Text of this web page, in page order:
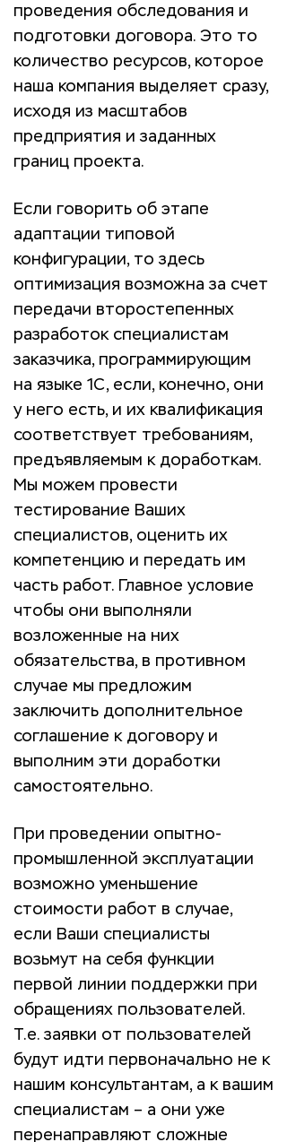
проведения обследования и
подготовки договора. Это то
количество ресурсов, которое
наша компания выделяет сразу,
исходя из масштабов
предприятия и заданных
границ проекта.
Если говорить об этапе
адаптации типовой
конфигурации, то здесь
оптимизация возможна за счет
передачи второстепенных
разработок специалистам
заказчика, программирующим
на языке 1С, если, конечно, они
у него есть, и их квалификация
соответствует требованиям,
предъявляемым к доработкам.
Мы можем провести
тестирование Ваших
специалистов, оценить их
компетенцию и передать им
часть работ. Главное условие
чтобы они выполняли
возложенные на них
обязательства, в противном
случае мы предложим
заключить дополнительное
соглашение к договору и
выполним эти доработки
самостоятельно.
При проведении опытно-
промышленной эксплуатации
возможно уменьшение
стоимости работ в случае,
если Ваши специалисты
возьмут на себя функции
первой линии поддержки при
обращениях пользователей.
Т.е. заявки от пользователей
будут идти первоначально не к
нашим консультантам, а к вашим
специалистам – а они уже
перенаправляют сложные